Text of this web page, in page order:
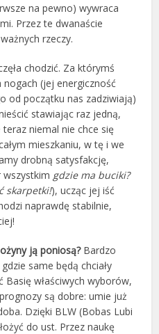
na pewno) wywraca
Przez te dwanaście
rzeczy.
chodzić. Za którymś
(jej energiczność
od początku nas zadziwiają)
stawiając raz jedną,
niemal nie chce się
mieszkaniu, w tę i we
drobną satysfakcję,
wszystkim gdzie ma buciki?
skarpetki!), ucząc jej iść
naprawdę stabilnie,
ją poniosą?Bardzo
same będą chciały
Basię właściwych wyborów,
są dobre: umie już
Dzięki BLW (Bobas Lubi
do ust. Przez naukę